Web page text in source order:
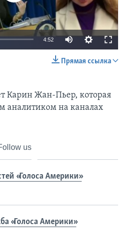
4:52
Прямая ссылка
Карин Жан-Пьер, которая
аналитиком на каналах
us
«Голоса Америки»
«Голоса Америки»